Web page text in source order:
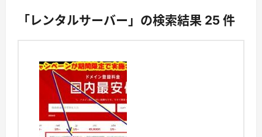
「レンタルサーバー」の検索結果 25 件